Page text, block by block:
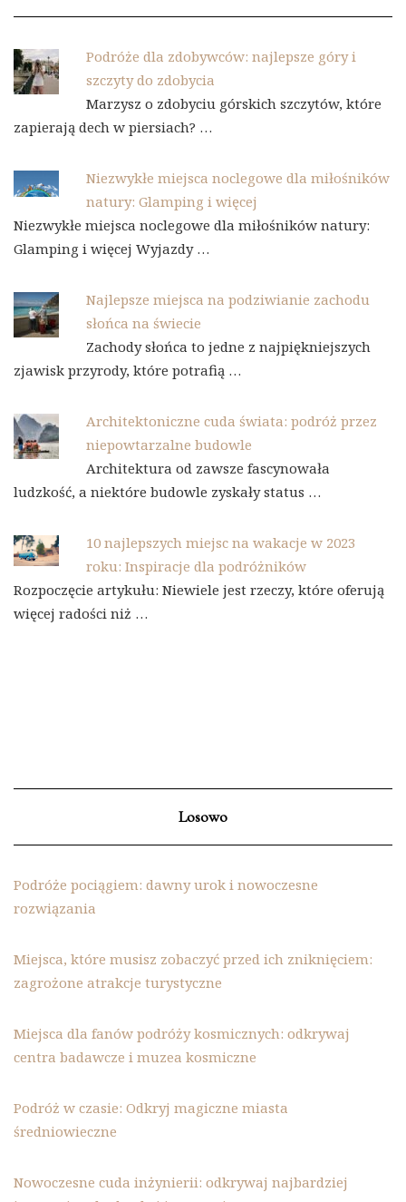
Podróże dla zdobywców: najlepsze góry i
szczyty do zdobycia
Marzysz o zdobyciu górskich szczytów, które
zapierają dech w piersiach? …
Niezwykłe miejsca noclegowe dla miłośników
natury: Glamping i więcej
Niezwykłe miejsca noclegowe dla miłośników natury:
Glamping i więcej Wyjazdy …
Najlepsze miejsca na podziwianie zachodu
słońca na świecie
Zachody słońca to jedne z najpiękniejszych
zjawisk przyrody, które potrafią …
Architektoniczne cuda świata: podróż przez
niepowtarzalne budowle
Architektura od zawsze fascynowała
ludzkość, a niektóre budowle zyskały status …
10 najlepszych miejsc na wakacje w 2023
roku: Inspiracje dla podróżników
Rozpoczęcie artykułu: Niewiele jest rzeczy, które oferują
więcej radości niż …
Losowo
Podróże pociągiem: dawny urok i nowoczesne
rozwiązania
Miejsca, które musisz zobaczyć przed ich zniknięciem:
zagrożone atrakcje turystyczne
Miejsca dla fanów podróży kosmicznych: odkrywaj
centra badawcze i muzea kosmiczne
Podróż w czasie: Odkryj magiczne miasta
średniowieczne
Nowoczesne cuda inżynierii: odkrywaj najbardziej